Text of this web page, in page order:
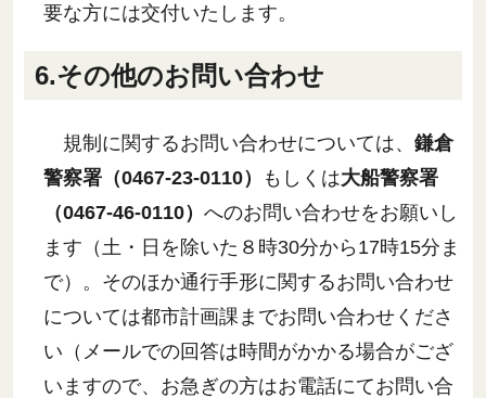
要な方には交付いたします。
6.その他のお問い合わせ
規制に関するお問い合わせについては、 鎌倉
警察署（0467-23-0110）
もしくは大船警察署
（0467-46-0110） へのお問い合わせをお願いし
ます （土・日を除いた８時30分から17時15分ま
で）。そのほか通行手形に関するお問い合わせ
については都市計画課までお問い合わせくださ
い（メールでの回答は時間がかかる場合がござ
いますので、お急ぎの方はお電話にてお問い合